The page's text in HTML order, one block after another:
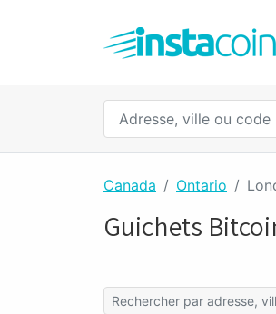
Canada Ontario
Guichets